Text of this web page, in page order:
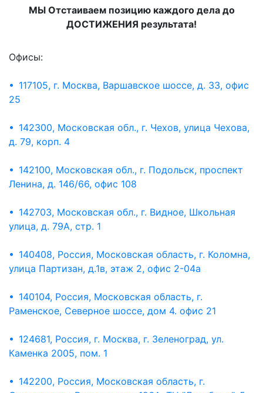
МЫ Отстаиваем позицию каждого дела до
ДОСТИЖЕНИЯ результата!
Офисы:
• 117105, г. Москва, Варшавское шоссе, д. 33, офис
25
• 142300, Московская обл., г. Чехов, улица Чехова,
д. 79, корп. 4
• 142100, Московская обл., г. Подольск, проспект
Ленина, д. 146/66, офис 108
• 142703, Московская обл., г. Видное, Школьная
улица, д. 79А, стр. 1
• 140408, Россия, Московская область, г. Коломна,
улица Партизан, д.1в, этаж 2, офис 2-04а
• 140104, Россия, Московская область, г.
Раменское, Северное шоссе, дом 4. офис 21
• 124681, Россия, г. Москва, г. Зеленоград, ул.
Каменка 2005, пом. 1
• 142200, Россия, Московская область, г.